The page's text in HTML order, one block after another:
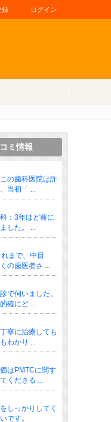
録 ログイン
ミ情報
の歯科医院は詐
当初「 ...
：3年ほど前に
した。 ...
まで、中目
の歯医者さ ...
で伺いました。
確にど ...
寧に治療しても
わかり ...
はPMTCに関す
くださる ...
しっかりしてく
です。